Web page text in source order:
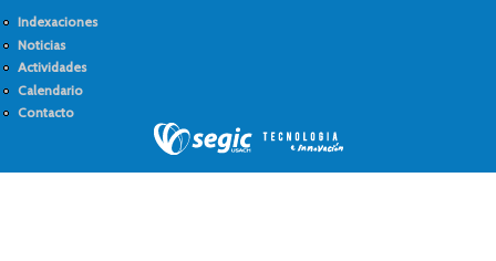
Indexaciones
Noticias
Actividades
Calendario
Contacto